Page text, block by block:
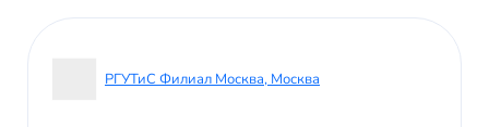
РГУТиС Филиал Москва, Москва